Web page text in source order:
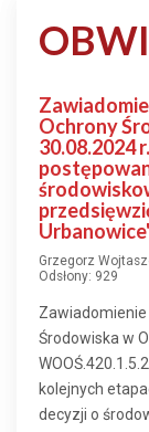
Ochrony
30.08.2024
Grzegorz
Odsłony: 929
Środowiska w
kolejnych
decyzji o